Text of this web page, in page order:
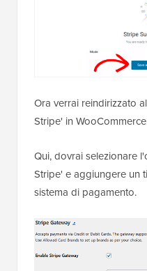
Ora verrai reindirizzato
Stripe' in
Qui, dovrai selezionare
Stripe' e aggiungere un
sistema di pagamento.